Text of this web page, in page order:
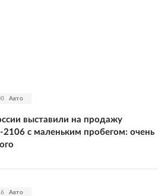
Авто
выставили на продажу
2106 с маленьким пробегом: очень
Авто